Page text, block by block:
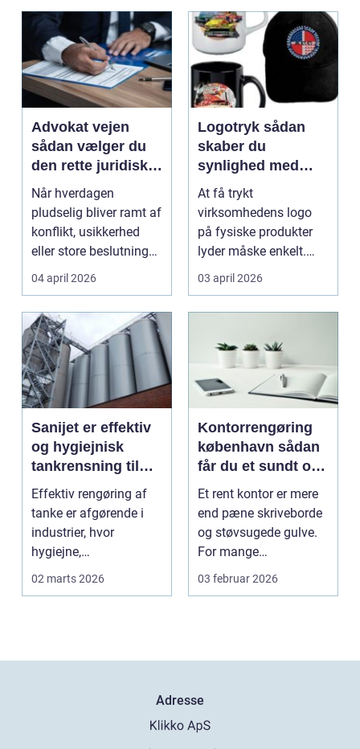
Advokat vejen
sådan vælger du
den rette juridiske
hjælp lokalt
Når hverdagen
pludselig bliver ramt af
konflikt, usikkerhed
eller store beslutninger,
kan en lokal a...
04 april 2026
Logotryk sådan
skaber du
synlighed med
simple midler
At få trykt
virksomhedens logo
på fysiske produkter
lyder måske enkelt.
Men gjort rigtigt kan
logotr...
03 april 2026
Sanijet er effektiv
og hygiejnisk
tankrensning til
krævende
industrier
Effektiv rengøring af
tanke er afgørende i
industrier, hvor
hygiejne,
driftssikkerhed ...
02 marts 2026
Kontorrengøring
københavn sådan
får du et sundt og
præsentabelt
arbejdsmiljø
Et rent kontor er mere
end pæne skriveborde
og støvsugede gulve.
For mange
virksomheder i
03 februar 2026
Adresse